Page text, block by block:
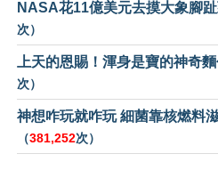
NASA花11億美元去摸大象腳
次）
上天的恩賜！渾身是寶的神奇
次）
神想咋玩就咋玩 細菌靠核燃料
（381,252次）